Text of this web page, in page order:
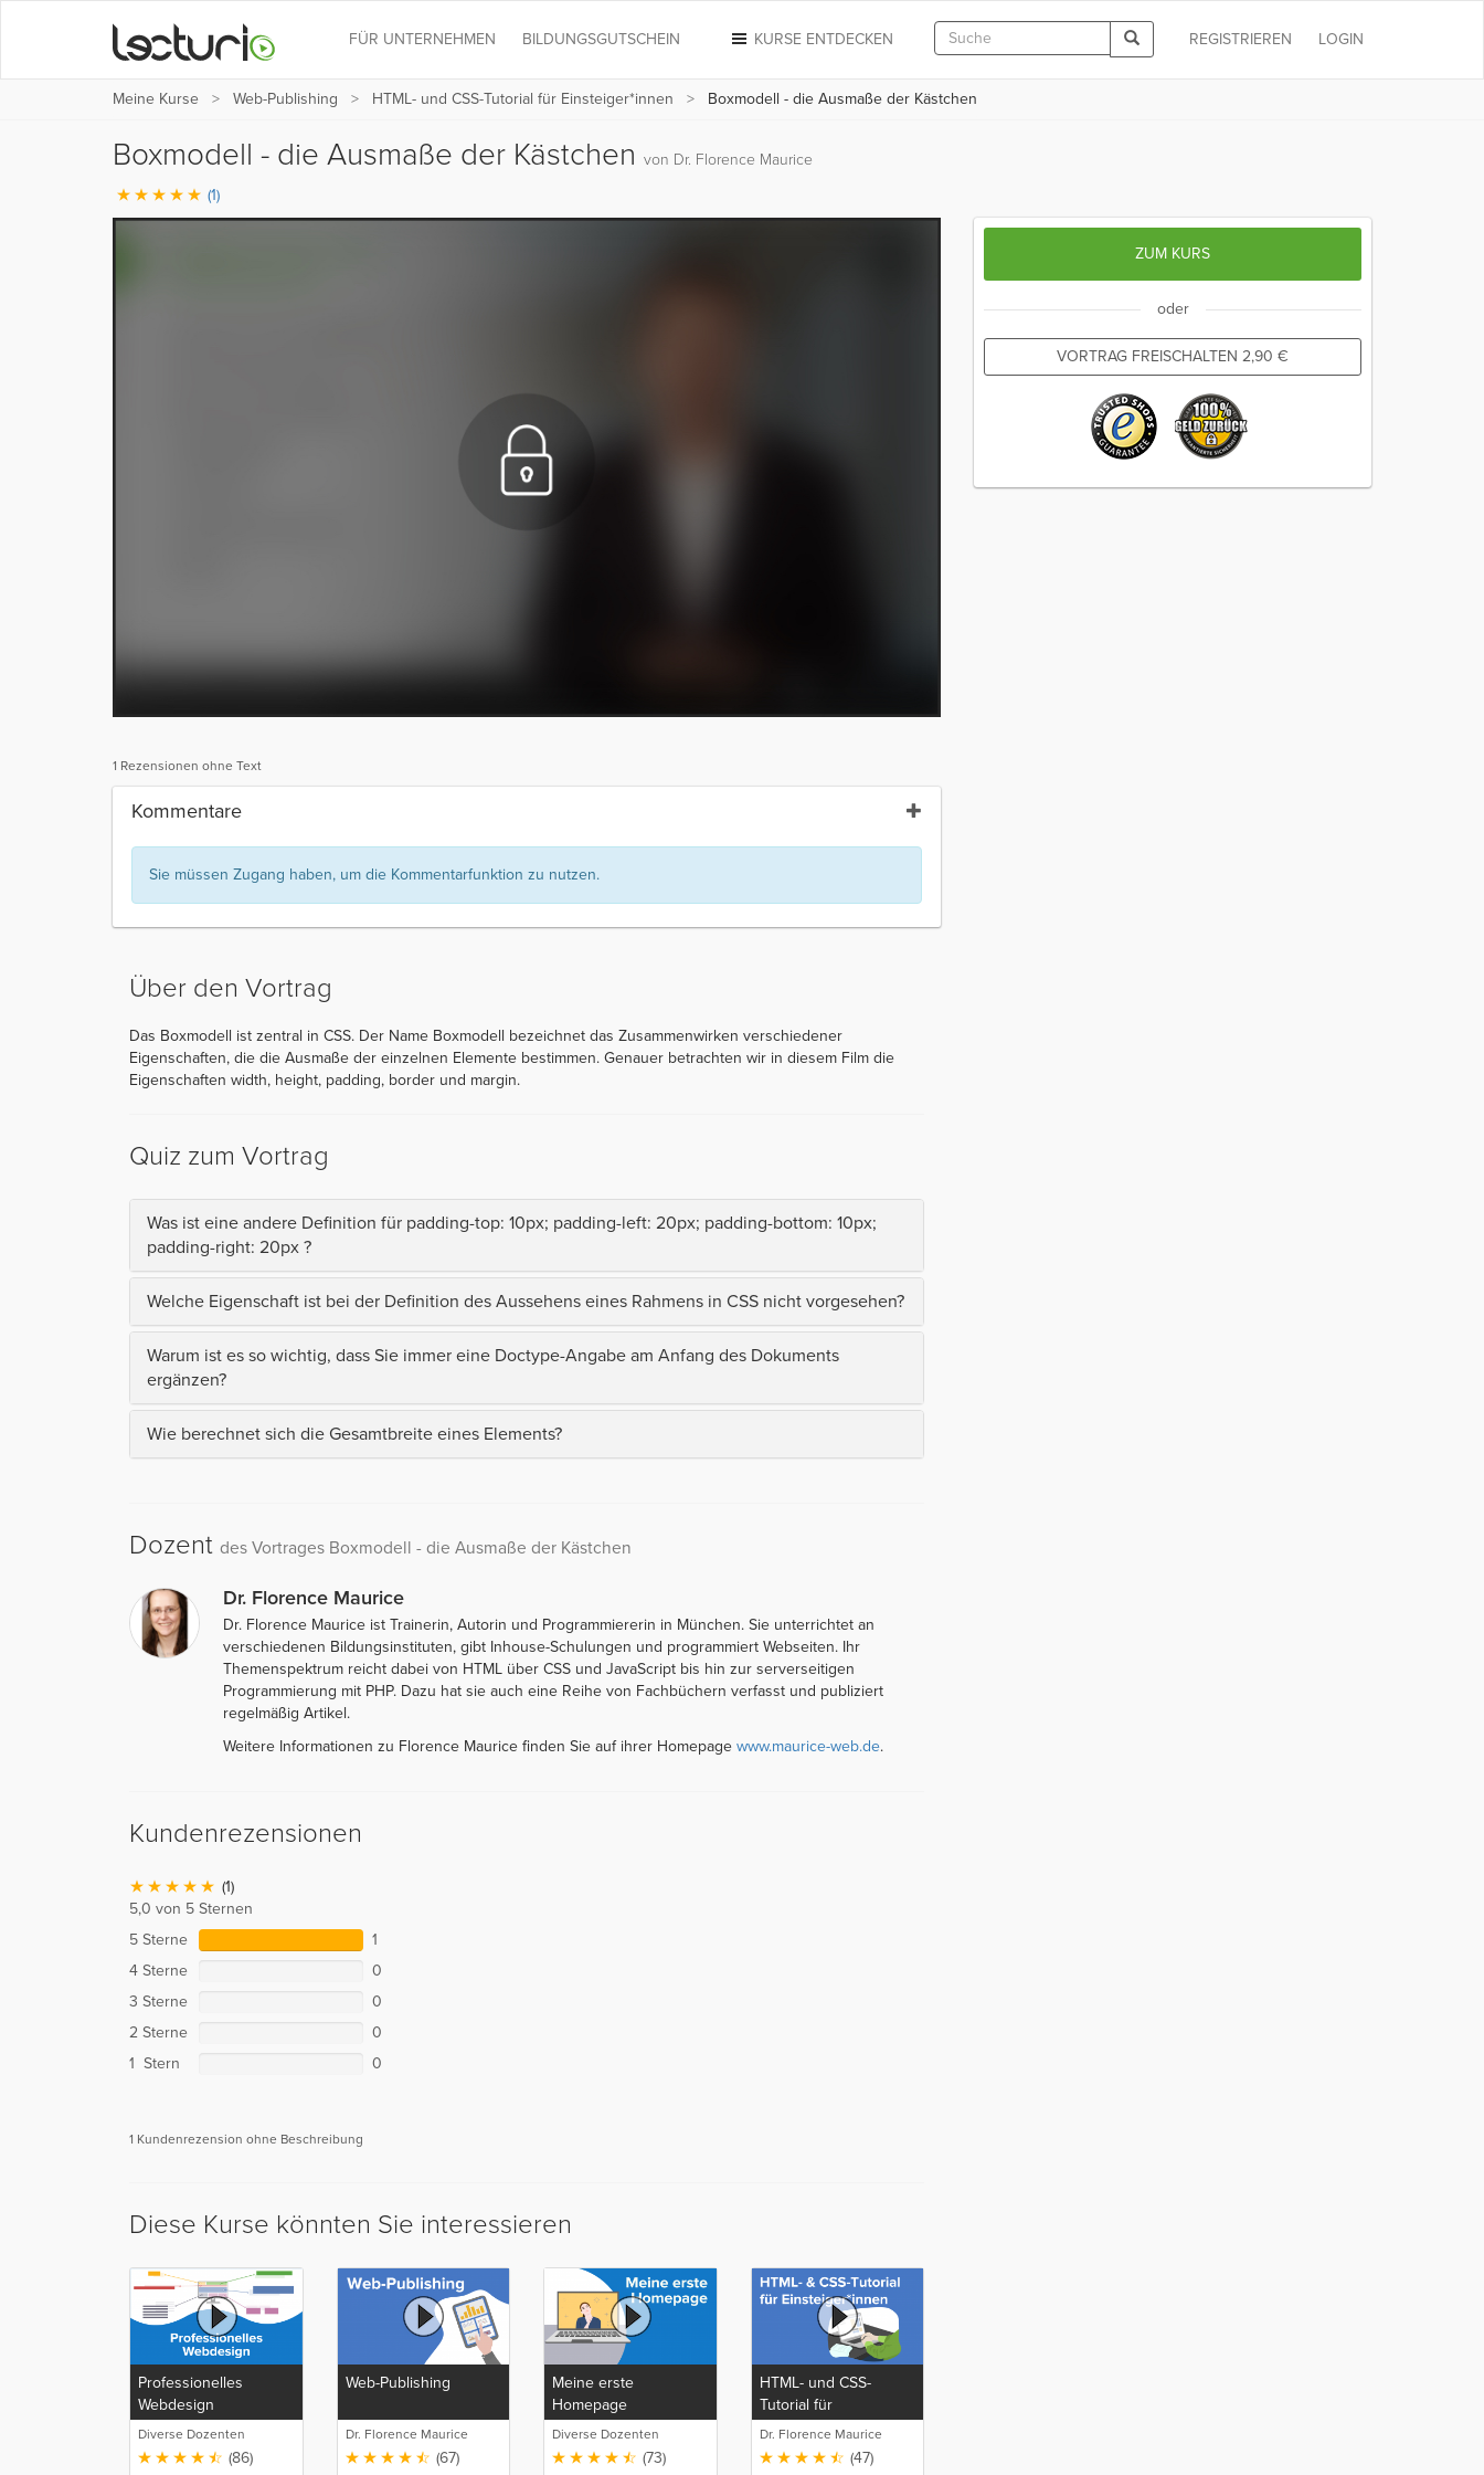
LOGIN
REGISTRIEREN
KURSE ENTDECKEN
FÜR UNTERNEHMEN BILDUNGSGUTSCHEIN
Meine Kurse Web-Publishing HTML- und CSS-Tutorial für Einsteiger*innen Boxmodell - die Ausmaße der Kästchen
Boxmodell - die Ausmaße der Kästchen von Dr. Florence Maurice
(1)
1 Rezensionen ohne Text
Kommentare
Sie müssen Zugang haben, um die Kommentarfunktion zu nutzen.
Über den Vortrag
Das Boxmodell ist zentral in CSS. Der Name Boxmodell bezeichnet das Zusammenwirken verschiedener
Eigenschaften, die die Ausmaße der einzelnen Elemente bestimmen. Genauer betrachten wir in diesem Film die
Eigenschaften width, height, padding, border und margin.
Quiz zum Vortrag
Was ist eine andere Definition für padding-top: 10px; padding-left: 20px; padding-bottom: 10px;
padding-right: 20px ?
Welche Eigenschaft ist bei der Definition des Aussehens eines Rahmens in CSS nicht vorgesehen?
Warum ist es so wichtig, dass Sie immer eine Doctype-Angabe am Anfang des Dokuments
ergänzen?
Wie berechnet sich die Gesamtbreite eines Elements?
Dozent des Vortrages Boxmodell - die Ausmaße der Kästchen
Dr. Florence Maurice
Dr. Florence Maurice ist Trainerin, Autorin und Programmiererin in München. Sie unterrichtet an
verschiedenen Bildungsinstituten, gibt Inhouse-Schulungen und programmiert Webseiten. Ihr
Themenspektrum reicht dabei von HTML über CSS und JavaScript bis hin zur serverseitigen
Programmierung mit PHP. Dazu hat sie auch eine Reihe von Fachbüchern verfasst und publiziert
regelmäßig Artikel.
Weitere Informationen zu Florence Maurice finden Sie auf ihrer Homepage www.maurice-web.de.
Kundenrezensionen
(1)
5,0 von 5 Sternen
5 Sterne
1
4 Sterne
0
3 Sterne
0
2 Sterne
0
1 Stern
0
1 Kundenrezension ohne Beschreibung
Diese Kurse könnten Sie interessieren
Professionelles
Webdesign
Diverse Dozenten
(86)
Web-Publishing
Dr. Florence Maurice
(67)
Meine erste
Homepage
Diverse Dozenten
(73)
HTML- und CSS-
Tutorial für
Einsteiger*innen
Dr. Florence Maurice
(47)
ZUM KURS
oder
VORTRAG FREISCHALTEN 2,90 €